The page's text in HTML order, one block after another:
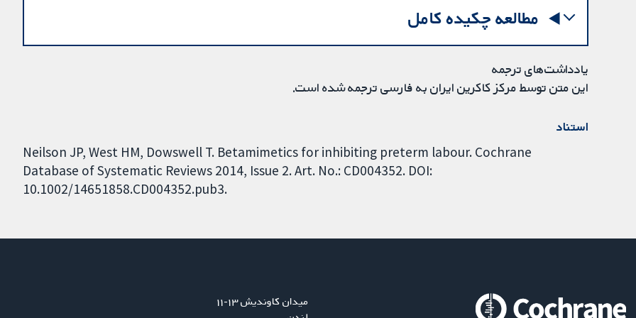
مطالعه چکیده کامل
یادداشت‌های ترجمه
این متن توسط مرکز کاکرین ایران به فارسی ترجمه شده است.
استناد
Neilson JP, West HM, Dowswell T. Betamimetics for inhibiting preterm labour. Cochrane
Database of Systematic Reviews 2014, Issue 2. Art. No.: CD004352. DOI:
10.1002/14651858.CD004352.pub3.
میدان کاوندیش ۱۳-۱۱